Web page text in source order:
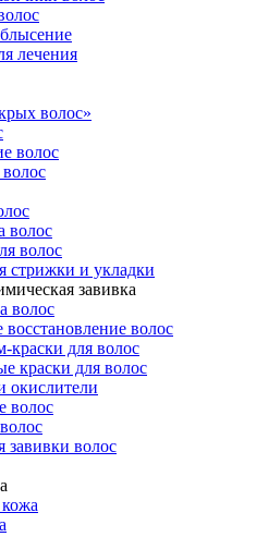
лечения
волос»
волос
волос
волос
стрижки и укладки
завивка
волос
восстановление волос
краски для волос
краски для волос
окислители
волос
завивки волос